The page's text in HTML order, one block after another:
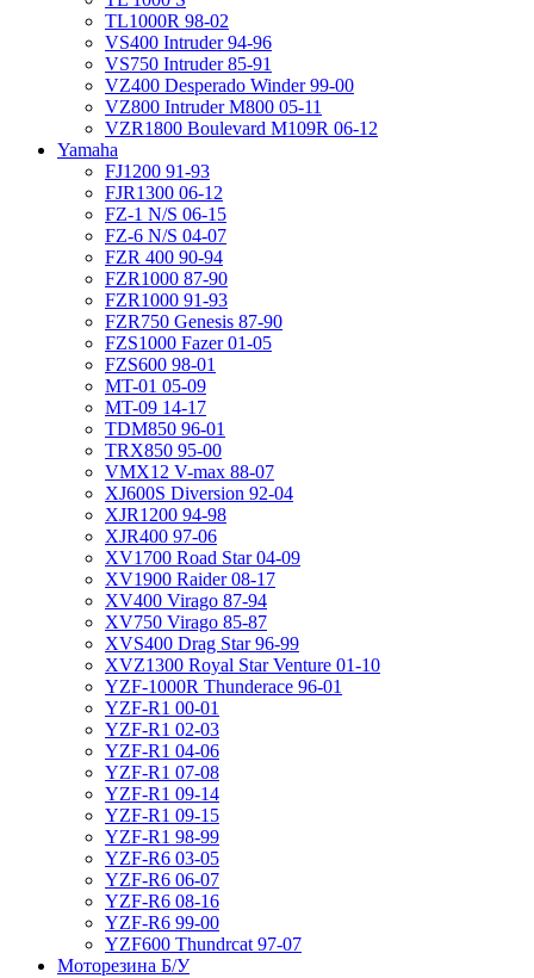
TL1000R 98-02
VS400 Intruder 94-96
VS750 Intruder 85-91
VZ400 Desperado Winder 99-00
VZ800 Intruder M800 05-11
VZR1800 Boulevard M109R 06-12
Yamaha
FJ1200 91-93
FJR1300 06-12
FZ-1 N/S 06-15
FZ-6 N/S 04-07
FZR 400 90-94
FZR1000 87-90
FZR1000 91-93
FZR750 Genesis 87-90
FZS1000 Fazer 01-05
FZS600 98-01
MT-01 05-09
MT-09 14-17
TDM850 96-01
TRX850 95-00
VMX12 V-max 88-07
XJ600S Diversion 92-04
XJR1200 94-98
XJR400 97-06
XV1700 Road Star 04-09
XV1900 Raider 08-17
XV400 Virago 87-94
XV750 Virago 85-87
XVS400 Drag Star 96-99
XVZ1300 Royal Star Venture 01-10
YZF-1000R Thunderace 96-01
YZF-R1 00-01
YZF-R1 02-03
YZF-R1 04-06
YZF-R1 07-08
YZF-R1 09-14
YZF-R1 09-15
YZF-R1 98-99
YZF-R6 03-05
YZF-R6 06-07
YZF-R6 08-16
YZF-R6 99-00
YZF600 Thundrcat 97-07
Моторезина Б/У